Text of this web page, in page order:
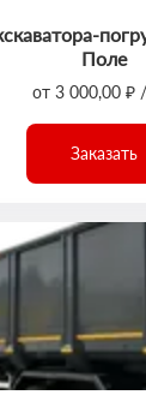
Поле
от 3 000,00 ₽
Заказать